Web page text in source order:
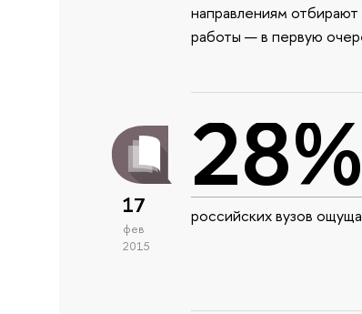
направлениям
работы — в первую
17
фев
2015
28%
российских вузов